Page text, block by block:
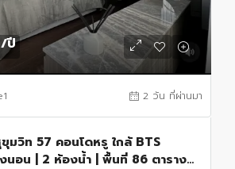
/ปี
2 วัน ที่ผ่านมา
ขุมวิท 57 คอนโดหรู ใกล้ BTS
นอน | 2 ห้องน้ำ | พื้นที่ 86 ตาราง